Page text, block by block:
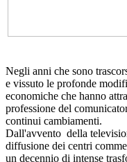
Negli anni che sono
e vissuto le profonde
economiche che hanno
professione del
continui cambiamenti.
Dall'avvento della
diffusione dei centri
un decennio di intense